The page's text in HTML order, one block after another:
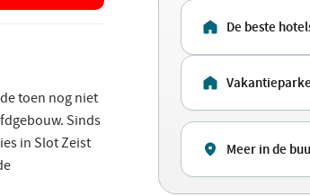
toen nog niet
Sinds
in Slot Zeist
De beste
Meer in de